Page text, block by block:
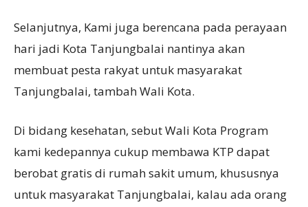
Selanjutnya, Kami juga berencana pada perayaan
hari jadi Kota Tanjungbalai nantinya akan
membuat pesta rakyat untuk masyarakat
Tanjungbalai, tambah Wali Kota.
Di bidang kesehatan, sebut Wali Kota Program
kami kedepannya cukup membawa KTP dapat
berobat gratis di rumah sakit umum, khususnya
untuk masyarakat Tanjungbalai, kalau ada orang